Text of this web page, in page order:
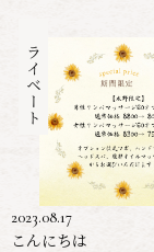
プライベート
2023.08.17
こんにちは